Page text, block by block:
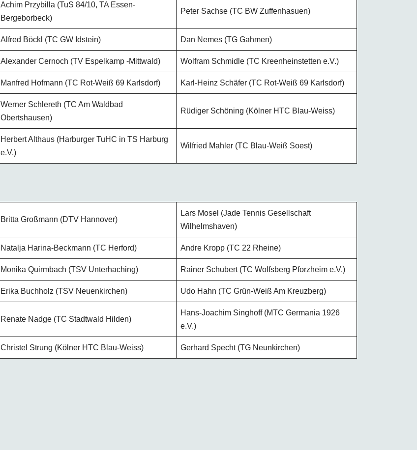
Achim Przybilla (TuS 84/10, TA Essen-
Bergeborbeck)
Peter Sachse (TC BW Zuffenhasuen)
Alfred Böckl (TC GW Idstein) Dan Nemes (TG Gahmen)
Alexander Cernoch (TV Espelkamp -Mittwald) Wolfram Schmidle (TC Kreenheinstetten e.V.)
Manfred Hofmann (TC Rot-Weiß 69 Karlsdorf) Karl-Heinz Schäfer (TC Rot-Weiß 69 Karlsdorf)
Werner Schlereth (TC Am Waldbad
Obertshausen)
Rüdiger Schöning (Kölner HTC Blau-Weiss)
Herbert Althaus (Harburger TuHC in TS Harburg
e.V.)
Wilfried Mahler (TC Blau-Weiß Soest)
Britta Großmann (DTV Hannover)
Lars Mosel (Jade Tennis Gesellschaft
Wilhelmshaven)
Natalja Harina-Beckmann (TC Herford) Andre Kropp (TC 22 Rheine)
Monika Quirmbach (TSV Unterhaching) Rainer Schubert (TC Wolfsberg Pforzheim e.V.)
Erika Buchholz (TSV Neuenkirchen) Udo Hahn (TC Grün-Weiß Am Kreuzberg)
Renate Nadge (TC Stadtwald Hilden)
Hans-Joachim Singhoff (MTC Germania 1926
e.V.)
Christel Strung (Kölner HTC Blau-Weiss) Gerhard Specht (TG Neunkirchen)